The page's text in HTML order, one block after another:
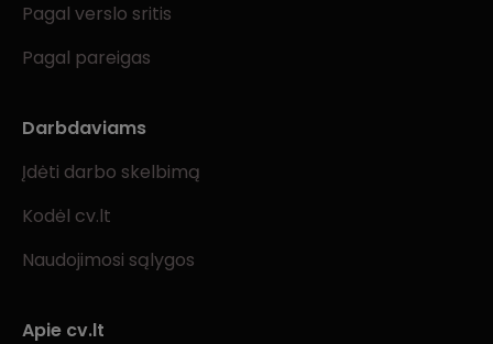
Pagal verslo sritis
Pagal pareigas
Darbdaviams
Įdėti darbo skelbimą
Kodėl cv.lt
Naudojimosi sąlygos
Apie cv.lt